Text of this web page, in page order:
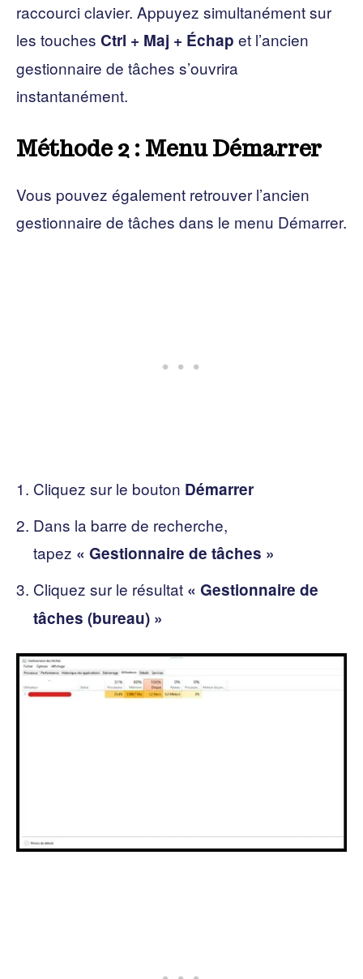
raccourci clavier. Appuyez simultanément sur
les touches Ctrl + Maj + Échap et l’ancien
gestionnaire de tâches s’ouvrira
instantanément.
Méthode 2 : Menu Démarrer
Vous pouvez également retrouver l’ancien
gestionnaire de tâches dans le menu Démarrer.
Cliquez sur le bouton Démarrer
Dans la barre de recherche,
tapez « Gestionnaire de tâches »
Cliquez sur le résultat « Gestionnaire de
tâches (bureau) »